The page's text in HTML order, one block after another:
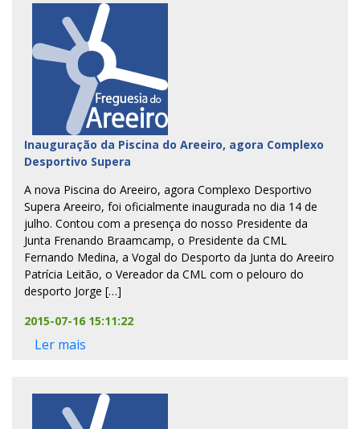
Inauguração da Piscina do Areeiro, agora Complexo
Desportivo Supera
A nova Piscina do Areeiro, agora Complexo Desportivo
Supera Areeiro, foi oficialmente inaugurada no dia 14 de
julho. Contou com a presença do nosso Presidente da
Junta Frenando Braamcamp, o Presidente da CML
Fernando Medina, a Vogal do Desporto da Junta do Areeiro
Patrícia Leitão, o Vereador da CML com o pelouro do
desporto Jorge […]
2015-07-16 15:11:22
Ler mais